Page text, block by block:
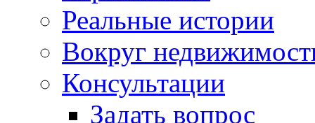
Реальные истории
Вокруг
Консультации
Задать вопрос